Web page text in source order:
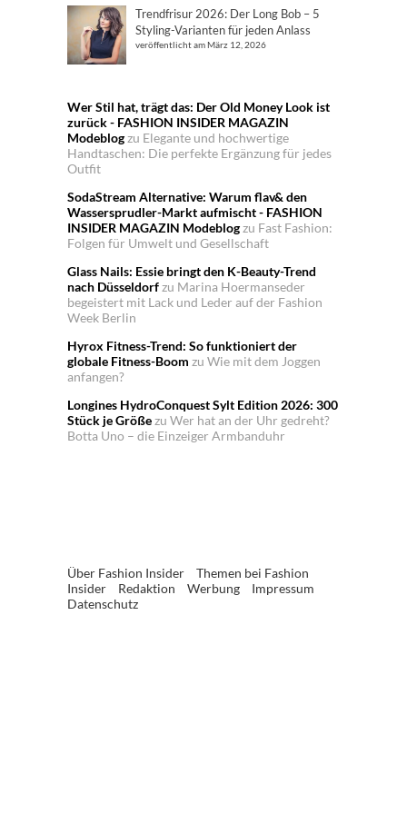
Trendfrisur 2026: Der Long Bob – 5
Styling-Varianten für jeden Anlass
veröffentlicht am März 12, 2026
Wer Stil hat, trägt das: Der Old Money Look ist
zurück - FASHION INSIDER MAGAZIN
Modeblogzu Elegante und hochwertige
Handtaschen: Die perfekte Ergänzung für jedes
Outfit
SodaStream Alternative: Warum flav& den
Wassersprudler-Markt aufmischt - FASHION
INSIDER MAGAZIN Modeblogzu Fast Fashion:
Folgen für Umwelt und Gesellschaft
Glass Nails: Essie bringt den K-Beauty-Trend
nach Düsseldorfzu Marina Hoermanseder
begeistert mit Lack und Leder auf der Fashion
Week Berlin
Hyrox Fitness-Trend: So funktioniert der
globale Fitness-Boom zu Wie mit dem Joggen
anfangen?
Longines HydroConquest Sylt Edition 2026: 300
Stück je Größezu Wer hat an der Uhr gedreht?
Botta Uno – die Einzeiger Armbanduhr
Über Fashion Insider
Themen bei Fashion
Insider
Redaktion Werbung
Impressum
Datenschutz